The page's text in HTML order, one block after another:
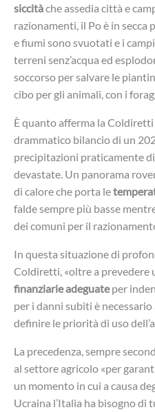
siccitàche assedia città e
razionamenti, il Po è in secca
e fiumi sono svuotati e i
terreni senz’acqua ed
soccorso per salvare le
cibo per gli animali, con i
È quanto afferma la
drammatico bilancio di un
precipitazioni praticamente
devastate. Un panorama
di calore che porta le
falde sempre più basse
dei comuni per il
In questa situazione di
Coldiretti, «oltre a prevedere
finanziarie adeguateper
per i danni subiti è
definire le priorità di uso
La precedenza, sempre
al settore agricolo «per
un momento in cui a causa
Ucraina l’Italia ha bisogno di